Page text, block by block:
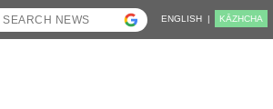
ENGLISH | KĀZHCHA